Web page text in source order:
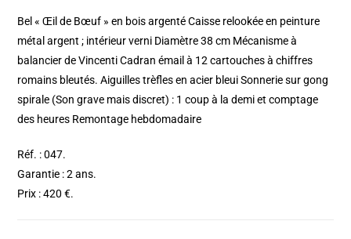
Bel « Œil de Bœuf » en bois argenté Caisse relookée en peinture
métal argent ; intérieur verni Diamètre 38 cm Mécanisme à
balancier de Vincenti Cadran émail à 12 cartouches à chiffres
romains bleutés. Aiguilles trèfles en acier bleui Sonnerie sur gong
spirale (Son grave mais discret) : 1 coup à la demi et comptage
des heures Remontage hebdomadaire
Réf. : 047.
Garantie : 2 ans.
Prix : 420 €.